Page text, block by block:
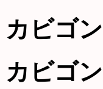
カビゴン
カビゴン